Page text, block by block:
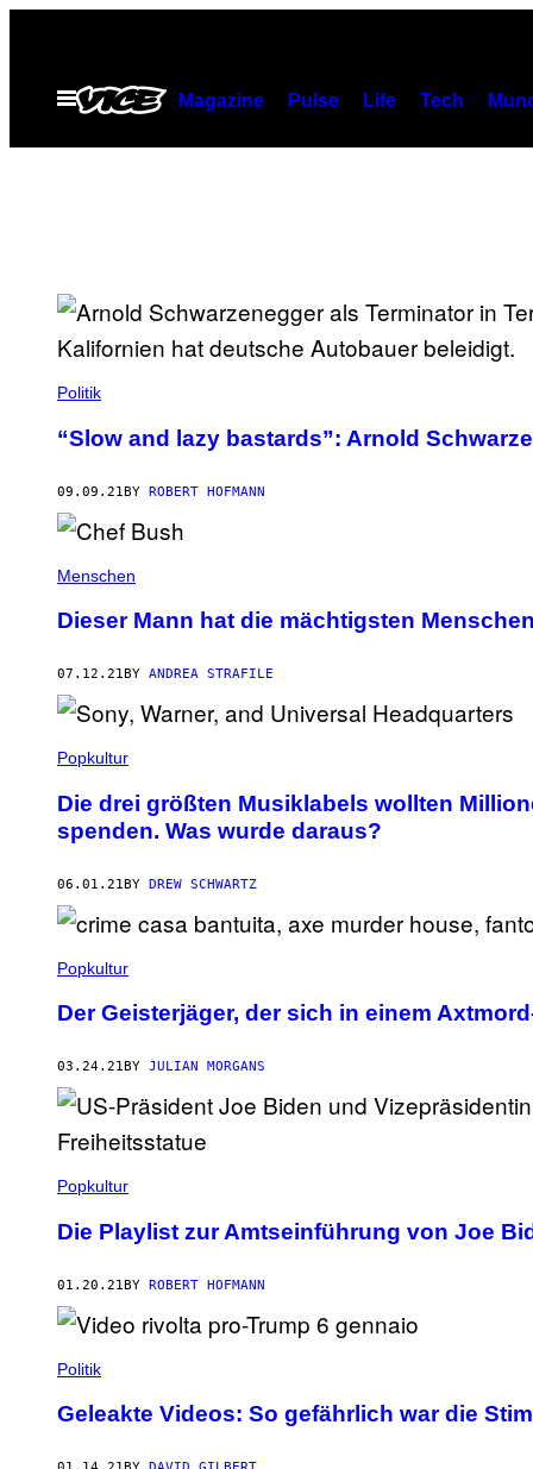
contentOpen
Menu
Magazine Pulse Life Tech
Politik
“Slow and lazy bastards”: Arnold
09.09.21BY ROBERT HOFMANN
Menschen
Dieser Mann hat die mächtigsten
07.12.21 BY ANDREA STRAFILE
Popkultur
Die drei größten Musiklabels wollten
spenden. Was wurde daraus?
06.01.21BY DREW SCHWARTZ
Popkultur
Der Geisterjäger, der sich in einem
03.24.21 BY JULIAN MORGANS
Popkultur
Die Playlist zur Amtseinführung von Joe
01.20.21BY ROBERT HOFMANN
Politik
Geleakte Videos: So gefährlich war die